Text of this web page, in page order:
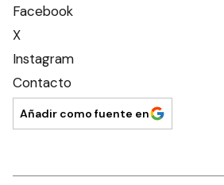
Facebook
X
Instagram
Contacto
Añadir como fuente en